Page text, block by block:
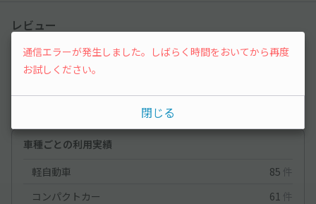
レビュー
4.3
車種ごとの利用実績
軽自動車
85 件
コンパクトカー
61 件
通信エラーが発生しました。しばらく時間をおいてから再度
お試しください。
閉じる